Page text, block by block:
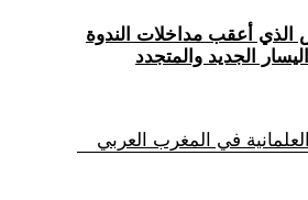
الذي أعقب مداخلات الندوة
الجديد والمتجدد
في المغرب العربي